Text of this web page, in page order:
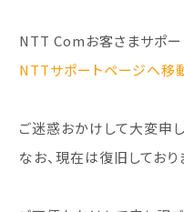
NTT Comお客さまサポー
NTTサポートページへ移
ご迷惑おかけして大変申
なお、現在は復旧しており